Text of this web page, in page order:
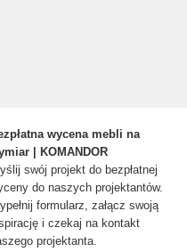
wycena mebli na
| KOMANDOR
swój projekt do bezpłatnej
do naszych projektantów.
formularz, załącz swoją
i czekaj na kontakt
projektanta.